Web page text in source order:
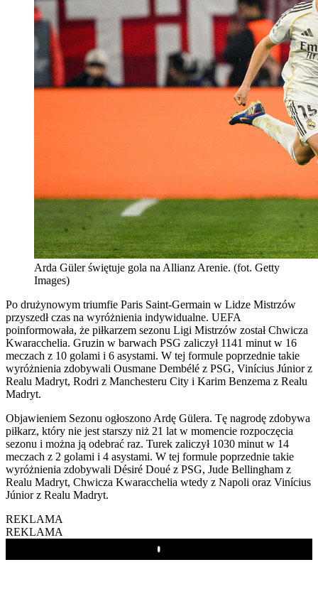
Arda Güler świętuje gola na Allianz Arenie. (fot. Getty
Images)
Po drużynowym triumfie Paris Saint-Germain w Lidze Mistrzów
przyszedł czas na wyróżnienia indywidualne. UEFA
poinformowała, że piłkarzem sezonu Ligi Mistrzów został Chwicza
Kwaracchelia. Gruzin w barwach PSG zaliczył 1141 minut w 16
meczach z 10 golami i 6 asystami. W tej formule poprzednie takie
wyróżnienia zdobywali Ousmane Dembélé z PSG, Vinícius Júnior z
Realu Madryt, Rodri z Manchesteru City i Karim Benzema z Realu
Madryt.
Objawieniem Sezonu ogłoszono Ardę Gülera. Tę nagrodę zdobywa
piłkarz, który nie jest starszy niż 21 lat w momencie rozpoczęcia
sezonu i można ją odebrać raz. Turek zaliczył 1030 minut w 14
meczach z 2 golami i 4 asystami. W tej formule poprzednie takie
wyróżnienia zdobywali Désiré Doué z PSG, Jude Bellingham z
Realu Madryt, Chwicza Kwaracchelia wtedy z Napoli oraz Vinícius
Júnior z Realu Madryt.
REKLAMA
REKLAMA
Play